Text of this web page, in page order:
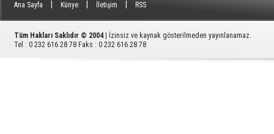
Ana Sayfa Künye İletişim RSS
Tüm Hakları Saklıdır © 2004
| İzinsiz ve kaynak gösterilmeden yayınlanamaz.
Tel : 0 232 616 28 78 Faks : 0 232 616 28 78